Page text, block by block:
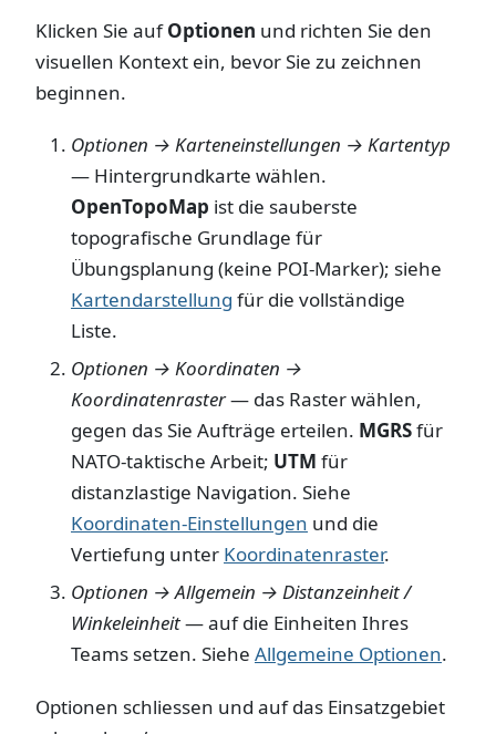
Klicken Sie aufOptionen und richten Sie den
visuellen Kontext ein, bevor Sie zu zeichnen
beginnen.
Optionen → Karteneinstellungen → Kartentyp
— Hintergrundkarte wählen.
OpenTopoMap ist die sauberste
topografische Grundlage für
Übungsplanung (keine POI-Marker); siehe
Kartendarstellung für die vollständige
Liste.
Optionen → Koordinaten →
Koordinatenraster— das Raster wählen,
gegen das Sie Aufträge erteilen. MGRSfür
NATO-taktische Arbeit; UTM für
distanzlastige Navigation. Siehe
Koordinaten-Einstellungen und die
Vertiefung unter Koordinatenraster.
Optionen → Allgemein → Distanzeinheit /
Winkeleinheit— auf die Einheiten Ihres
Teams setzen. Siehe Allgemeine Optionen.
Optionen schliessen und auf das Einsatzgebiet